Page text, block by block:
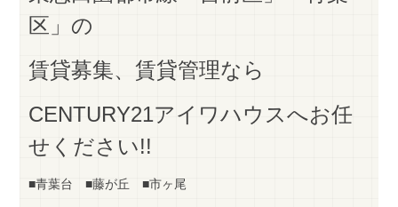
区」の
賃貸募集、賃貸管理なら
CENTURY21アイワハウスへお任
せください!!
■青葉台 ■藤が丘 ■市ヶ尾